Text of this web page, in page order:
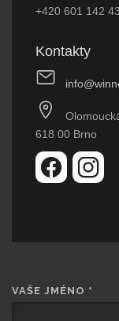
+420 601 142
Kontakty
618 00 Brno
VAŠE JMÉNO *